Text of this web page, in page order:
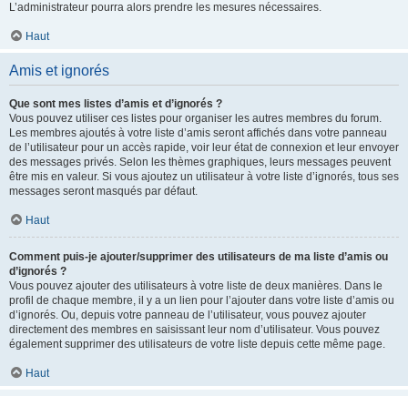
L’administrateur pourra alors prendre les mesures nécessaires.
Haut
Amis et ignorés
Que sont mes listes d’amis et d’ignorés ?
Vous pouvez utiliser ces listes pour organiser les autres membres du forum.
Les membres ajoutés à votre liste d’amis seront affichés dans votre panneau
de l’utilisateur pour un accès rapide, voir leur état de connexion et leur envoyer
des messages privés. Selon les thèmes graphiques, leurs messages peuvent
être mis en valeur. Si vous ajoutez un utilisateur à votre liste d’ignorés, tous ses
messages seront masqués par défaut.
Haut
Comment puis-je ajouter/supprimer des utilisateurs de ma liste d’amis ou
d’ignorés ?
Vous pouvez ajouter des utilisateurs à votre liste de deux manières. Dans le
profil de chaque membre, il y a un lien pour l’ajouter dans votre liste d’amis ou
d’ignorés. Ou, depuis votre panneau de l’utilisateur, vous pouvez ajouter
directement des membres en saisissant leur nom d’utilisateur. Vous pouvez
également supprimer des utilisateurs de votre liste depuis cette même page.
Haut